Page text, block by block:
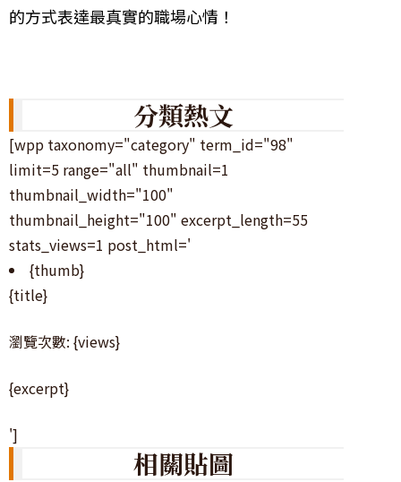
的方式表達最真實的職場心情！
分類熱文
[wpp taxonomy="category" term_id="98"
limit=5 range="all" thumbnail=1
thumbnail_width="100"
thumbnail_height="100" excerpt_length=55
stats_views=1 post_html='
{thumb}
{title}
瀏覽次數: {views}
{excerpt}
']
相關貼圖